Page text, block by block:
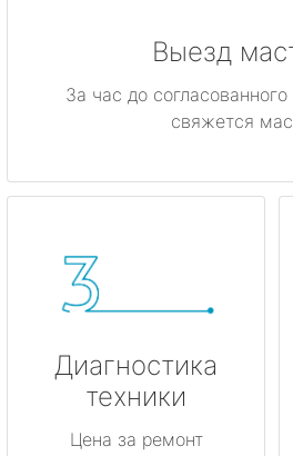
Выезд
За час до
свяжется
Диагностика
техники
Цена за ремонт